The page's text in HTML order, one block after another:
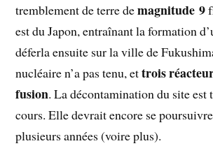
tremblement de terre demagnitude 9
est du Japon, entraînant la formation
déferla ensuite sur la ville de
nucléaire n’a pas tenu, ettrois
fusion. La décontamination du site est
cours. Elle devrait encore se
plusieurs années (voire plus).